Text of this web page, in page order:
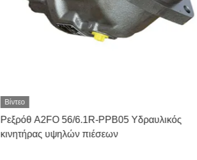
Βίντεο
Ρεξρόθ A2FO 56/6.1R-PPB05 Υδραυλικός
κινητήρας υψηλών πιέσεων